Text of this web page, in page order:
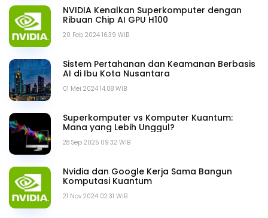
20 Feb 2024 16.39 WIB
NVIDIA Kenalkan Superkomputer dengan
Ribuan Chip AI GPU H100
01 Mei 2024 14.08 WIB
Sistem Pertahanan dan Keamanan Berbasis
AI di Ibu Kota Nusantara
28 Sep 2025 09.32 WIB
Superkomputer vs Komputer Kuantum:
Mana yang Lebih Unggul?
21 Nov 2024 02.31 WIB
Nvidia dan Google Kerja Sama Bangun
Komputasi Kuantum